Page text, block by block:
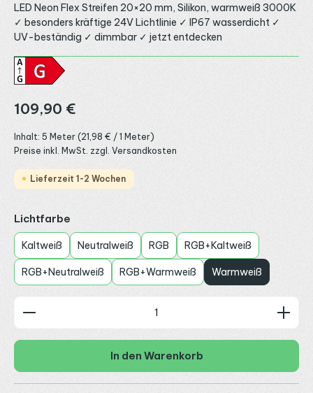
LED Neon Flex Streifen 20×20 mm, Silikon, warmweiß 3000K
✓ besonders kräftige 24V Lichtlinie ✓ IP67 wasserdicht ✓
UV-beständig ✓ dimmbar ✓ jetzt entdecken
Regulärer Preis:
109,90 €
Inhalt: 5 Meter (21,98 € / 1 Meter)
Preise inkl. MwSt. zzgl. Versandkosten
Lieferzeit 1-2 Wochen
Lichtfarbe
Kaltweiß Neutralweiß RGB RGB+Kaltweiß
RGB+Neutralweiß RGB+Warmweiß Warmweiß
Produkt Anzahl: Gib den gewünschten Wert ein
In den Warenkorb